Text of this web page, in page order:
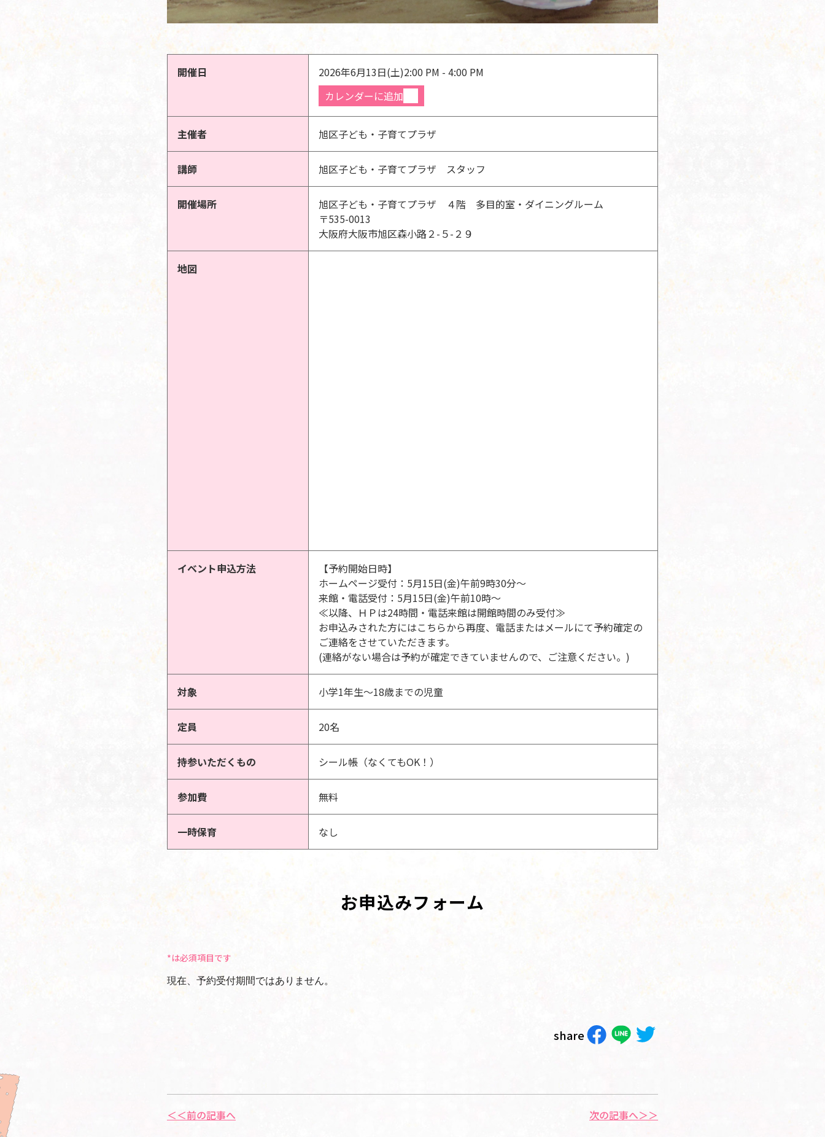
開催日 2026年6月13日(土)2:00 PM - 4:00 PM
カレンダーに追加
主催者 旭区子ども・子育てプラザ
講師 旭区子ども・子育てプラザ スタッフ
開催場所
旭区子ども・子育てプラザ ４階 多目的室・ダイニングルーム
〒535-0013
大阪府大阪市旭区森小路２-５-２９
地図
イベント申込方法
【予約開始日時】
ホームページ受付：5月15日(金)午前9時30分～
来館・電話受付：5月15日(金)午前10時～
≪以降、ＨＰは24時間・電話来館は開館時間のみ受付≫
お申込みされた方にはこちらから再度、電話またはメールにて予約確定の
ご連絡をさせていただきます。
(連絡がない場合は予約が確定できていませんので、ご注意ください。)
対象 小学1年生～18歳までの児童
定員 20名
持参いただくもの シール帳（なくてもOK！）
参加費 無料
一時保育 なし
お申込みフォーム
*は必須項目です
現在、予約受付期間ではありません。
share
＜＜前の記事へ 次の記事へ＞＞